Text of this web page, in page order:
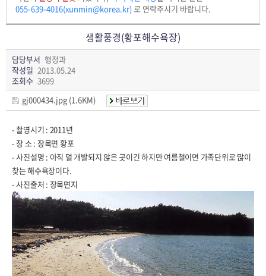
055-639-4016(xunmin@korea.kr)로 연락주시기 바랍니다.
생활풍경(황포해수욕장)
담당부서 행정과
작성일 2013.05.24
조회수 3699
gj000434.jpg (1.6KM)
- 촬영시기 : 2011년
- 장 소 : 장목면 황포
- 사진설명 : 아직 덜 개발되지 않은 곳이긴 하지만 여름철이면 가족단위로 많이
찾는 해수욕장이다.
- 사진출처 : 장목면지